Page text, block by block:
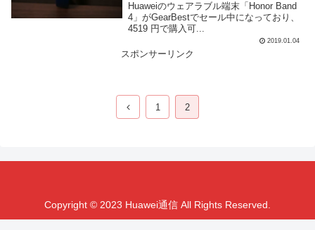
Huaweiのウェアラブル端末「Honor Band
4」がGearBestでセール中になっており、
4519 円で購入可...
2019.01.04
スポンサーリンク
1 2
Copyright © 2023 Huawei通信 All Rights Reserved.